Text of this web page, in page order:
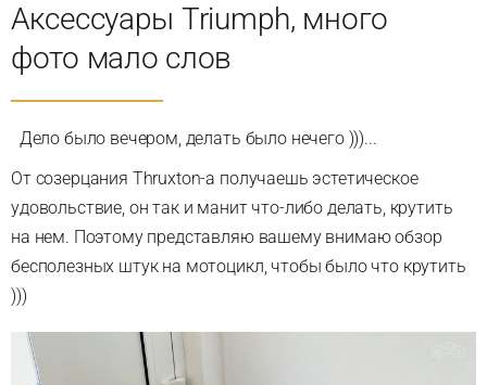
Аксессуары Triumph, много
фото мало слов
Дело было вечером, делать было нечего )))...
От созерцания Thruxton-а получаешь эстетическое
удовольствие, он так и манит что-либо делать, крутить
на нем. Поэтому представляю вашему внимаю обзор
бесполезных штук на мотоцикл, чтобы было что крутить
)))